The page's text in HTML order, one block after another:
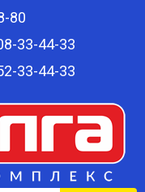
80‬
33-44-33
33-44-33